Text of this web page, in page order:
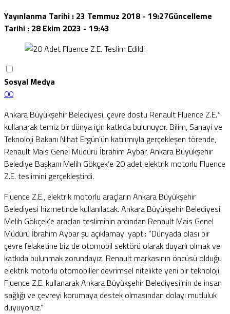
Yayınlanma Tarihi : 23 Temmuz 2018 - 19:27Güncelleme
Tarihi : 28 Ekim 2023 - 19:43
Sosyal Medya
00
Ankara Büyükşehir Belediyesi, çevre dostu Renault Fluence Z.E.*
kullanarak temiz bir dünya için katkıda bulunuyor. Bilim, Sanayi ve
Teknoloji Bakanı Nihat Ergün’ün katılımıyla gerçekleşen törende,
Renault Mais Genel Müdürü İbrahim Aybar, Ankara Büyükşehir
Belediye Başkanı Melih Gökçek’e 20 adet elektrik motorlu Fluence
Z.E. teslimini gerçekleştirdi.
Fluence Z.E., elektrik motorlu araçların Ankara Büyükşehir
Belediyesi hizmetinde kullanılacak. Ankara Büyükşehir Belediyesi
Melih Gökçek’e araçları tesliminin ardından Renault Mais Genel
Müdürü İbrahim Aybar şu açıklamayı yaptı: “Dünyada olası bir
çevre felaketine biz de otomobil sektörü olarak duyarlı olmak ve
katkıda bulunmak zorundayız. Renault markasının öncüsü olduğu
elektrik motorlu otomobiller devrimsel nitelikte yeni bir teknoloji.
Fluence Z.E. kullanarak Ankara Büyükşehir Belediyesi’nin de insan
sağlığı ve çevreyi korumaya destek olmasından dolayı mutluluk
duyuyoruz.”